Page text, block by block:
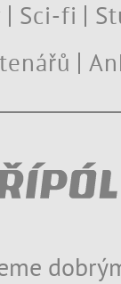
Sci-fi